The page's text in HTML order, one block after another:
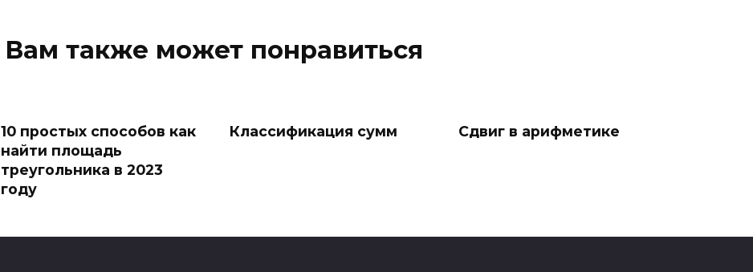
Вам также может понравиться
10 простых способов как
найти площадь
треугольника в 2023
году
Классификация сумм Сдвиг в арифметике